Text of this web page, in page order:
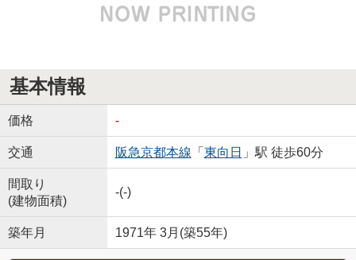
基本情報
価格 -
交通 阪急京都本線 「 東向日 」駅 徒歩60分
間取り
(建物面積)
-(-)
築年月 1971年 3月(築55年)